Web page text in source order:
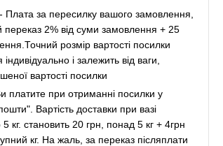
Плата за пересилку вашого замовлення,
2% від суми замовлення + 25
розмір вартості посилки
і залежить від ваги,
вартості посилки
платите при отриманні посилки у
Вартість доставки при вазі
кг. становить 20 грн, понад 5 кг + 4грн
кг. На жаль, за переказ післяплати